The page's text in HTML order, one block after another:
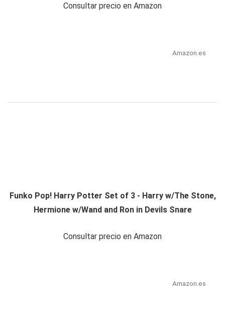
Consultar precio en Amazon
Amazon.es
Funko Pop! Harry Potter Set of 3 - Harry w/The Stone,
Hermione w/Wand and Ron in Devils Snare
Consultar precio en Amazon
Amazon.es